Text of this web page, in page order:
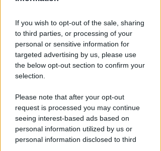
If you wish to opt-out of the sale, sharing
to third parties, or processing of your
personal or sensitive information for
targeted advertising by us, please use
the below opt-out section to confirm your
selection.
Please note that after your opt-out
request is processed you may continue
seeing interest-based ads based on
personal information utilized by us or
personal information disclosed to third
VITTIMA UN ANZIANO RIMINESE
Borseggi sul Metromare, ladri
arrestati grazie all'occhio
esperto di un agente
diLamberto Abbati